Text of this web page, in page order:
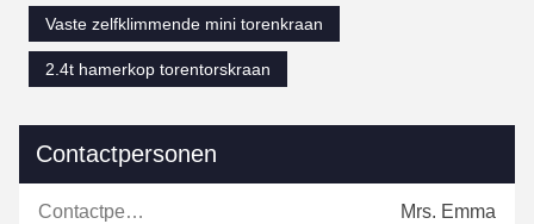
Vaste zelfklimmende mini torenkraan
2.4t hamerkop torentorskraan
Contactpersonen
Contactpersonen: Mrs. Emma